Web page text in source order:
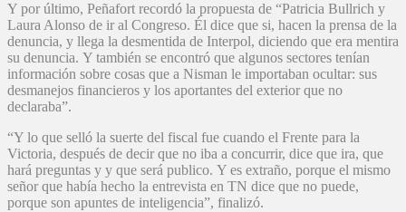
Y por último, Peñafort recordó la propuesta de “Patricia Bullrich y
Laura Alonso de ir al Congreso. Él dice que si, hacen la prensa de la
denuncia, y llega la desmentida de Interpol, diciendo que era mentira
su denuncia. Y también se encontró que algunos sectores tenían
información sobre cosas que a Nisman le importaban ocultar: sus
desmanejos financieros y los aportantes del exterior que no
declaraba”.
“Y lo que selló la suerte del fiscal fue cuando el Frente para la
Victoria, después de decir que no iba a concurrir, dice que ira, que
hará preguntas y y que será publico. Y es extraño, porque el mismo
señor que había hecho la entrevista en TN dice que no puede,
porque son apuntes de inteligencia”, finalizó.